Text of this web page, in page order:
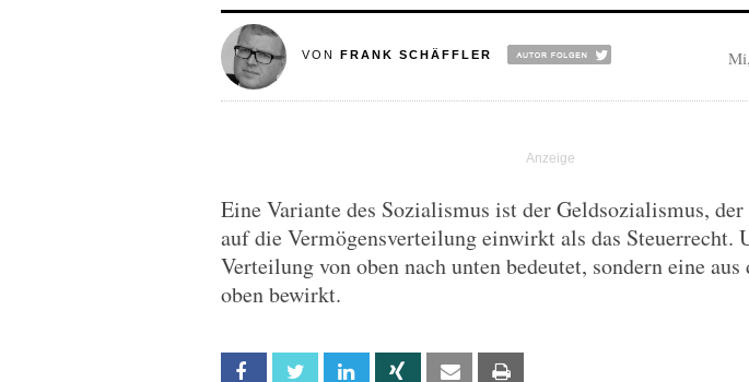
VON FRANK SCHÄFFLER
Eine Variante des Sozialismus ist der Geldsozialismus,
auf die Vermögensverteilung einwirkt als das Steuerrecht.
Verteilung von oben nach unten bedeutet, sondern eine
oben bewirkt.
Facebook Twitter Linkedin Xing Email